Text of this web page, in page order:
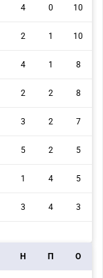
4 0 10
2 1 10
4 1 8
2 2 8
3 2 7
5 2 5
1 4 5
3 4 3
Н П О